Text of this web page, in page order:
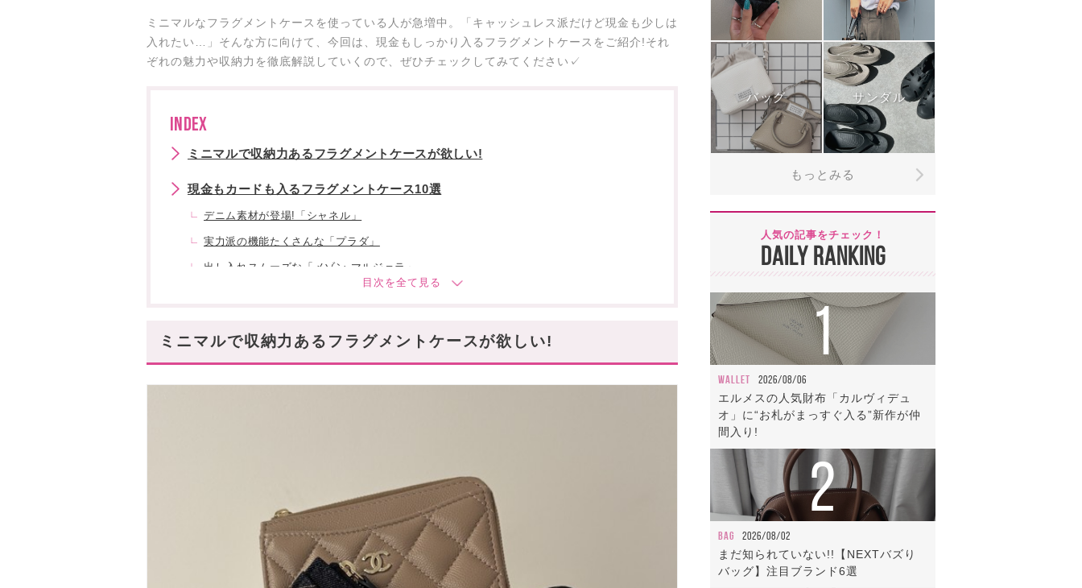
ミニマルなフラグメントケースを使っている人が急増中。「キャッシュレス派だけど現金も少しは
入れたい…」そんな方に向けて、今回は、現金もしっかり入るフラグメントケースをご紹介!それ
ぞれの魅力や収納力を徹底解説していくので、ぜひチェックしてみてください✓
INDEX
ミニマルで収納力あるフラグメントケースが欲しい!
現金もカードも入るフラグメントケース10選
デニム素材が登場!「シャネル」
実力派の機能たくさんな「プラダ」
出し入れスムーズな「メゾン マルジェラ」
定番デザインが安心♡「ミュウミュウ」
ミニマルで収納力あるフラグメントケースが欲しい!
バッグ サンダル
もっとみる
人気の記事をチェック！
DAILY RANKING
1
WALLET 2026/08/06
エルメスの人気財布「カルヴィデュ
オ」に“お札がまっすぐ入る”新作が仲
間入り!
2
BAG 2026/08/02
まだ知られていない!!【NEXTバズり
バッグ】注目ブランド6選